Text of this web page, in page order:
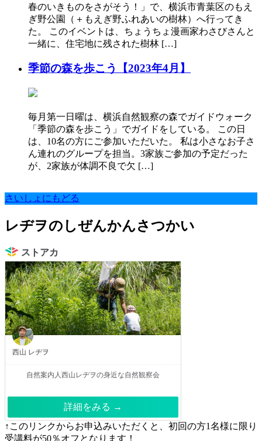
春のいきものをさがそう！」で、横浜市青葉区のもえ
ぎ野公園（＋もえぎ野ふれあいの樹林）へ行ってき
た。 このイベントは、ちょうちょ漫画家わさびさんと
一緒に、住宅地に残された樹林 […]
季節の森を歩こう【2023年4月】
毎月第一日曜は、横浜自然観察の森でガイドウォーク
「季節の森を歩こう」でガイドをしている。 この日
は、10名の方にご参加いただいた。 私は小さなお子さ
ん連れのグループを担当。3家族ご参加の予定だった
が、2家族が体調不良で欠 […]
さいしょにもどる
レヂヲのしぜんかんさつかい
ストアカ
西山 レヂヲ
自然案内人西山レヂヲの身近な自然観察会
詳細をみる →
↑このリンクからお申込みいただくと、初回の方1名様に限り
受講料が50％オフとなります！